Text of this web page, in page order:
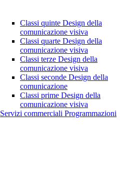
Classi quinte Design della
comunicazione visiva
Classi quarte Design della
comunicazione visiva
Classi terze Design della
comunicazione visiva
Classi seconde Design della
comunicazione
Classi prime Design della
comunicazione visiva
Servizi commerciali Programmazioni